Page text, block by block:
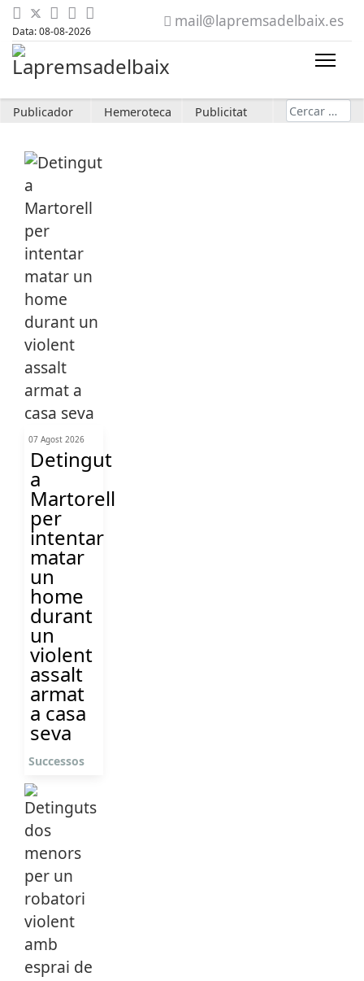
Data: 08-08-2026
mail@lapremsadelbaix.es
Publicador Hemeroteca Publicitat Cerca
07 Agost 2026
Detingut
a
Martorell
per
intentar
matar
un
home
durant
un
violent
assalt
armat
a casa
seva
Successos